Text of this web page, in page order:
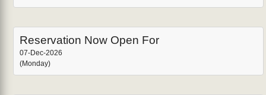
Reservation Now Open For
07-Dec-2026
(Monday)